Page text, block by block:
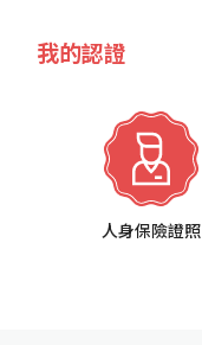
我的認證
人身保險證照